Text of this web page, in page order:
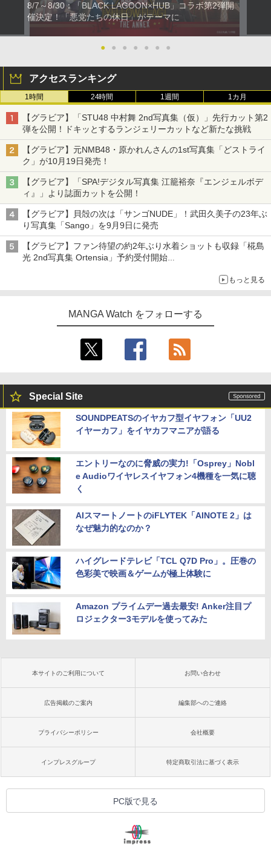
8/7～8/30：「BLACK LAGOON×HUB」コラボ第2弾開
催決定！「悪党たちの休日」がテーマに
● ● ● ● ● ● ●
アクセスランキング
1時間 24時間 1週間 1カ月
【グラビア】「STU48 中村舞 2nd写真集（仮）」先行カット第2
弾を公開！ドキッとするランジェリーカットなど新たな挑戦
【グラビア】元NMB48・原かれんさんの1st写真集「どストライ
ク」が10月19日発売！
【グラビア】「SPA!デジタル写真集 江籠裕奈『エンジェルボデ
ィ』」より誌面カットを公開！
【グラビア】貝殻の次は「サンゴNUDE」！武田久美子の23年ぶ
り写真集「Sango」を9月9日に発売
【グラビア】ファン待望の約2年ぶり水着ショットも収録「椛島
光 2nd写真集 Ortensia」予約受付開始
もっと見る
MANGA Watch をフォローする
Special Site
SOUNDPEATSのイヤカフ型イヤフォン「UU2
イヤーカフ」をイヤカフマニアが語る
エントリーなのに脅威の実力!「Osprey」Nobl
e Audioワイヤレスイヤフォン4機種を一気に聴
く
AIスマートノートのiFLYTEK「AINOTE 2」は
なぜ魅力的なのか？
ハイグレードテレビ「TCL Q7D Pro」。圧巻の
色彩美で映画＆ゲームが極上体験に
Amazon プライムデー過去最安! Anker注目プ
ロジェクター3モデルを使ってみた
本サイトのご利用について お問い合わせ
広告掲載のご案内 編集部へのご連絡
プライバシーポリシー 会社概要
インプレスグループ 特定商取引法に基づく表示
PC版で見る